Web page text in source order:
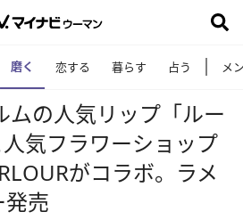
磨く 恋する 暮らす 占う メ
ムの人気リップ「ルー
気フラワーショップ
がコラボ。ラメ
売